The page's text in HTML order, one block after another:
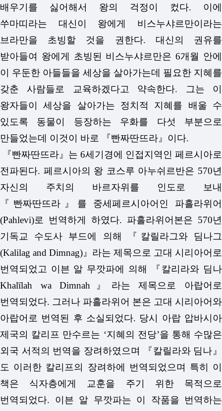
배우기를 싫어해서 왕의 걱정이 컸다. 이에
쑤마띠라는 대신이 왕에게 비스누샤르만이라는
브라만을 초빙할 것을 권한다. 대신의 권유를
받아들여 왕에게 초빙된 비스누샤르만은 6개월 안에
이 우둔한 아들들을 세상을 살아가는데 필요한 지혜를
갖춘 사람들로 교육하겠다고 약속한다. 그는 이
왕자들이 세상을 살아가는 정치적 지혜를 배울 수
있도록 동물이 등장하는 우화를 다섯 부분으로
만들었는데 이것이 바로 『빤짜딴뜨라』이다.
『빤짜딴뜨라』는 6세기경에 인접지역인 페르시아로
전파된다. 페르시아의 왕 코스루 아누쉬르반은 570년
자신의 주치의 바르자위를 인도로 보내
『빤짜딴뜨라』를 중세페르시아어인 파흘라위어
(Pahlevi)로 번역하게 하였다. 파흘라위어본은 570년
기독교 수도사 부드에 의해 『칼릴라그와 딤나그
(Kalilag and Dimnag)』라는 제목으로 고대 시리아어로
번역되었고 이븐 알 무깟파에 의해 『칼리라와 딤나
Khalīlah wa Dimnah』라는 제목으로 아랍어로
번역되었다. 그러나 파흘라위어 본은 고대 시리아어와
아랍어로 번역된 후 소실되었다. 당시 아랍 압바시아
제국의 칼리프 만수르는 ‘지혜의 전당’을 통해 수많은
외국 서적의 번역을 장려하였으며 『칼릴라와 딤나』
도 이러한 칼리프의 장려하에 번역되었으며 특히 이
책은 식자층에게 교훈을 주기 위한 목적으로
번역되었다. 이븐 알 무깟파는 이 작품을 번역하는